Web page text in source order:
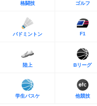
格闘技 ゴルフ
バドミントン F1
陸上 Bリーグ
学生バスケ 他競技